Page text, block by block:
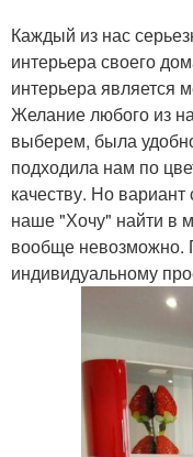
Каждый из нас
интерьера своего
интерьера является
Желание любого из
выберем, была
подходила нам по
качеству. Но
наше "Хочу" найти в
вообще невозможно.
индивидуальному